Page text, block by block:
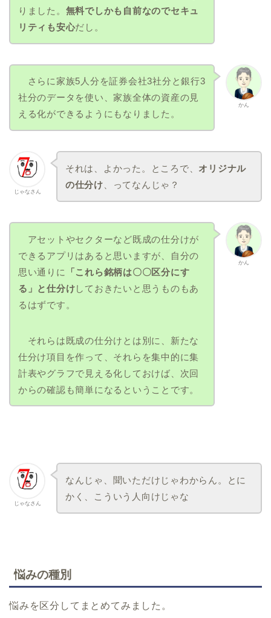
りました。 無料でしかも自前なのでセキュ
リティも安心だし。
かん
さらに家族5人分を証券会社3社分と銀行3
社分のデータを使い、家族全体の資産の見
える化ができるようにもなりました。
じゃなさん
それは、よかった。ところで、 オリジナル
の仕分け 、ってなんじゃ？
かん
アセットやセクターなど既成の仕分けが
できるアプリはあると思いますが、自分の
思い通りに
「これら銘柄は〇〇区分にす
る」と仕分けしておきたいと思うものもあ
るはずです。
それらは既成の仕分けとは別に、新たな
仕分け項目を作って、それらを集中的に集
計表やグラフで見える化しておけば、次回
からの確認も簡単になるということです。
じゃなさん
なんじゃ、聞いただけじゃわからん。とに
かく、こういう人向けじゃな
悩みの種別
悩みを区分してまとめてみました。